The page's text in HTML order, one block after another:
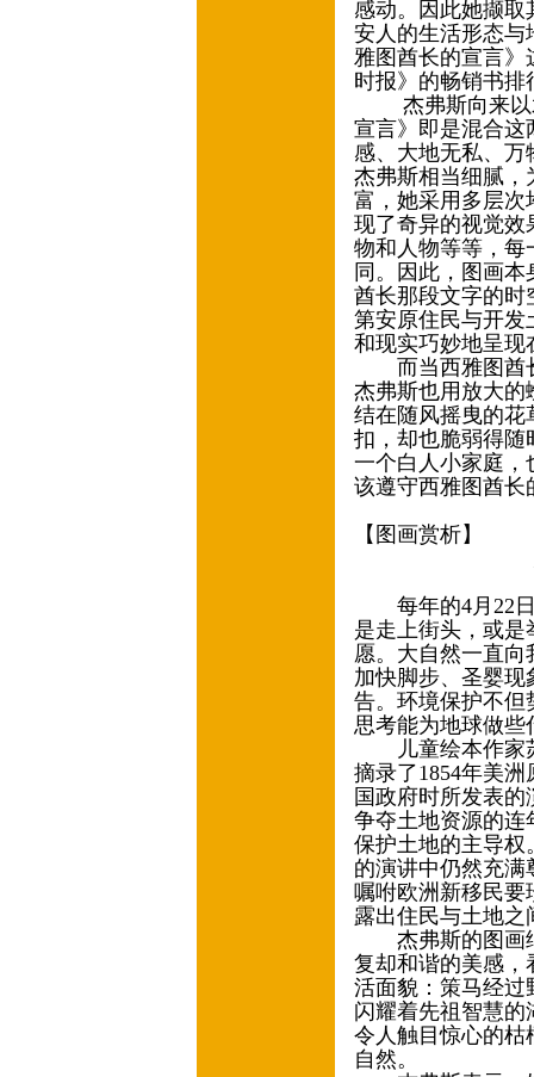
感动。因此她撷
安人的生活形态与
雅图酋长的宣言》
时报》的畅销书
杰弗斯向来以
宣言》即是混合这
感、大地无私、
杰弗斯相当细腻，
富，她采用多层次
现了奇异的视觉效
物和人物等等，每
同。因此，图画
酋长那段文字的时
第安原住民与开发
和现实巧妙地呈
而当西雅图酋长
杰弗斯也用放大的
结在随风摇曳的花
扣，却也脆弱得随
一个白人小家庭，
该遵守西雅图酋
【图画赏析】
每年的4月22日
是走上街头，或
愿。大自然一直
加快脚步、圣婴
告。环境保护不但
思考能为地球做
儿童绘本作家苏
摘录了1854年美
国政府时所发表
争夺土地资源的连
保护土地的主导权
的演讲中仍然充
嘱咐欧洲新移民要
露出住民与土地
杰弗斯的图画细
复却和谐的美感，
活面貌：策马经过
闪耀着先祖智慧
令人触目惊心的枯
自然。